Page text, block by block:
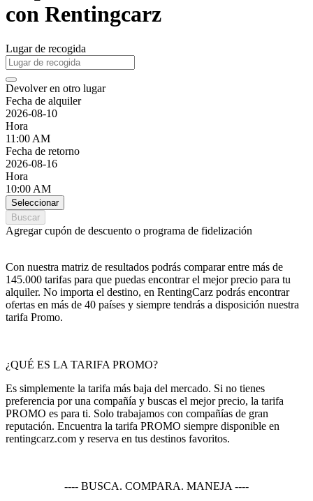
con Rentingcarz
Lugar de recogida
Devolver en otro lugar
Fecha de alquiler
2026-08-10
Hora
11:00 AM
Fecha de retorno
2026-08-16
Hora
10:00 AM
Seleccionar
Buscar
Agregar cupón de descuento o programa de fidelización
Con nuestra matriz de resultados podrás comparar entre más de
145.000 tarifas para que puedas encontrar el mejor precio para tu
alquiler. No importa el destino, en RentingCarz podrás encontrar
ofertas en más de 40 países y siempre tendrás a disposición nuestra
tarifa Promo.
¿QUÉ ES LA TARIFA PROMO?
Es simplemente la tarifa más baja del mercado. Si no tienes
preferencia por una compañía y buscas el mejor precio, la tarifa
PROMO es para ti. Solo trabajamos con compañías de gran
reputación. Encuentra la tarifa PROMO siempre disponible en
rentingcarz.com y reserva en tus destinos favoritos.
---- BUSCA. COMPARA. MANEJA ----